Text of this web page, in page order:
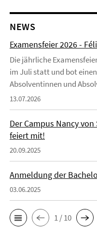
NEWS
Examensfeier 2026 -
Die jährliche
im Juli statt und bot
Absolventinnen und
13.07.2026
Der Campus Nancy
feiert mit!
20.09.2025
Anmeldung der
03.06.2025
1 / 10